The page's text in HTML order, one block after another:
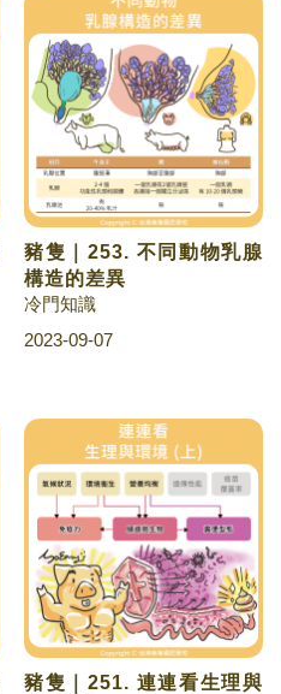
豬隻｜253. 不同動物乳腺
構造的差異
冷門知識
2023-09-07
豬隻｜251. 連連看生理與